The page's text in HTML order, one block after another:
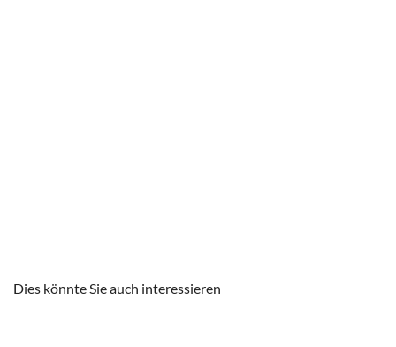
Dies könnte Sie auch interessieren